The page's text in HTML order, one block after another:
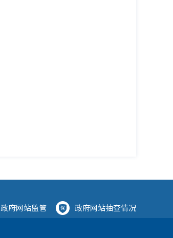
政府网站监管 政府网站抽查情况